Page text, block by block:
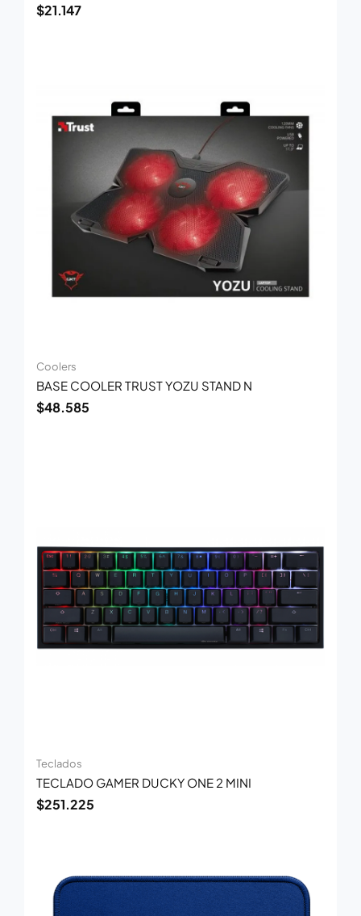
$21.147
Coolers
BASE COOLER TRUST YOZU STAND N
$48.585
Teclados
TECLADO GAMER DUCKY ONE 2 MINI
$251.225